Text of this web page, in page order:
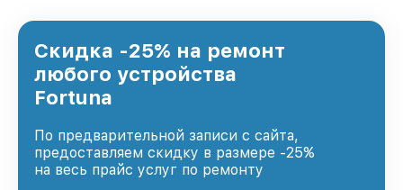
Скидка -25% на ремонт
любого устройства
Fortuna
По предварительной записи с сайта,
предоставляем скидку в размере -25%
на весь прайс услуг по ремонту